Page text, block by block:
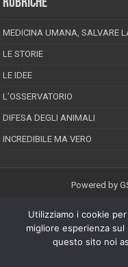
MEDICINA UMANA, SALVARE
LE STORIE
LE IDEE
L’OSSERVATORIO
DIFESA DEGLI ANIMALI
INCREDIBILE MA VERO
Powered by
EPINEION
Registrazione Tribunale di
Direttore
Utilizziamo i cookie
migliore esperienza
questo sito noi